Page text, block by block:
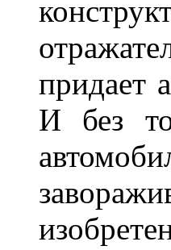
придает
И без